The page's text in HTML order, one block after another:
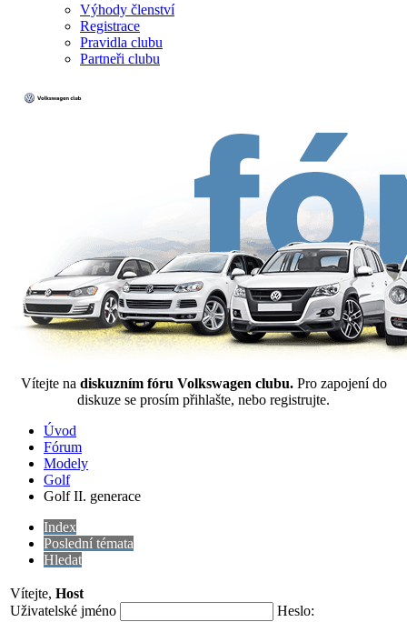
Výhody členství
Registrace
Pravidla clubu
Partneři clubu
Vítejte na diskuzním fóru Volkswagen clubu. Pro zapojení do
diskuze se prosím přihlašte, nebo registrujte.
Úvod
Fórum
Modely
Golf
Golf II. generace
Index
Poslední témata
Hledat
Vítejte, Host
Uživatelské jméno
Heslo: